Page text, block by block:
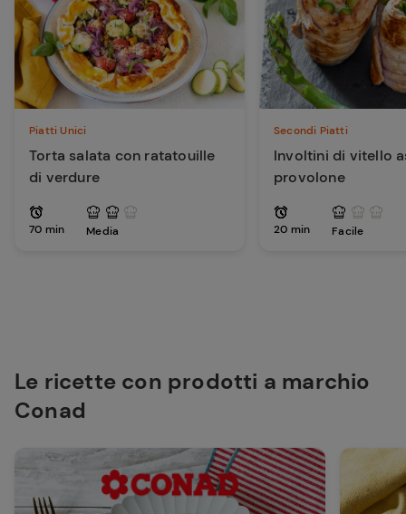
Piatti Unici
Torta salata con ratatouille
di verdure
70 min Media
Secondi Piatti
Involtini di vitello
provolone
20 min Facile
Le ricette con prodotti a marchio
Conad